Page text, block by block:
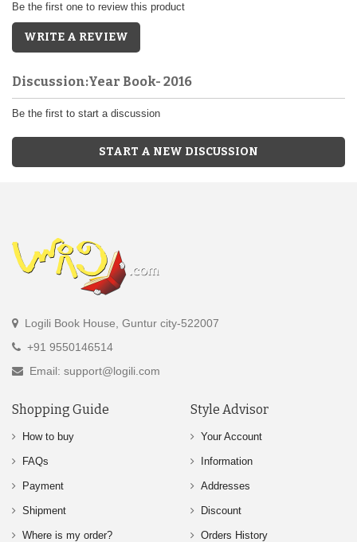
Be the first one to review this product
WRITE A REVIEW
Discussion:Year Book- 2016
Be the first to start a discussion
START A NEW DISCUSSION
Logili Book House, Guntur city-522007
+91 9550146514
Email: support@logili.com
Shopping Guide
How to buy
FAQs
Payment
Shipment
Where is my order?
Style Advisor
Your Account
Information
Addresses
Discount
Orders History